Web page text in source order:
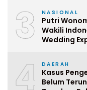
3 NASIONAL
Putri
Wakili
Wedding
4 DAERAH
Kasus
Belum